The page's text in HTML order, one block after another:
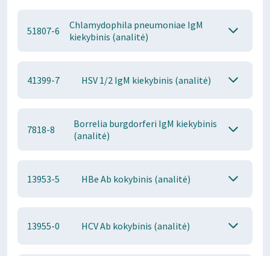
51807-6
Chlamydophila pneumoniae IgM
kiekybinis (analitė)
41399-7 HSV 1/2 IgM kiekybinis (analitė)
7818-8
Borrelia burgdorferi IgM kiekybinis
(analitė)
13953-5 HBe Ab kokybinis (analitė)
13955-0 HCV Ab kokybinis (analitė)